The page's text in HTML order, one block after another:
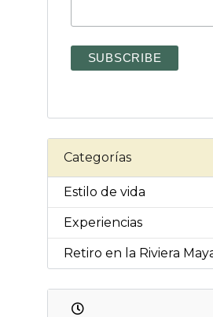
Categorías
Estilo de vida
Experiencias
Retiro en la Riviera